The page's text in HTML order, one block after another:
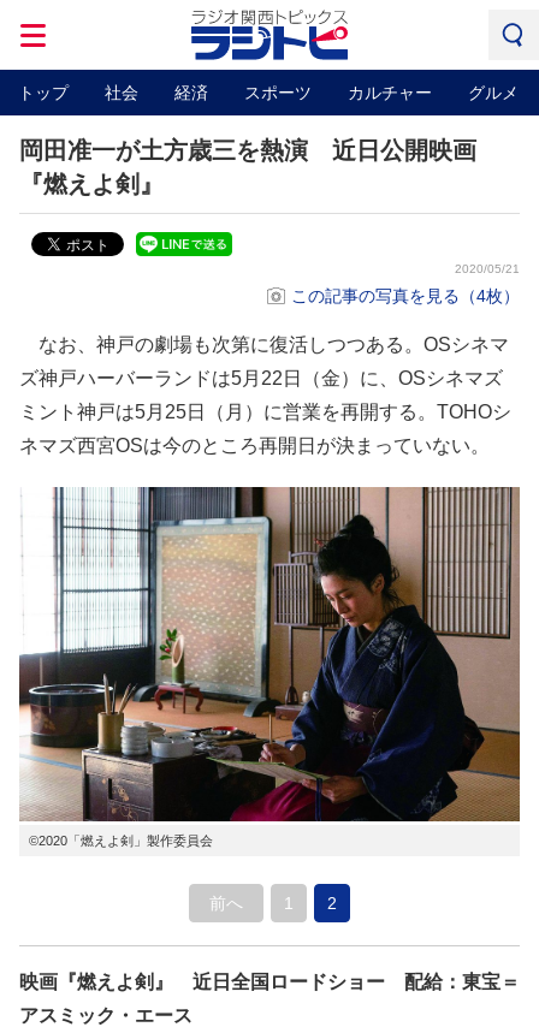
トップ 社会 経済 スポーツ カルチャー グルメ
岡田准一が土方歳三を熱演 近日公開映画
『燃えよ剣』
2020/05/21
この記事の写真を見る（4枚）
なお、神戸の劇場も次第に復活しつつある。OSシネマ
ズ神戸ハーバーランドは5月22日（金）に、OSシネマズ
ミント神戸は5月25日（月）に営業を再開する。TOHOシ
ネマズ西宮OSは今のところ再開日が決まっていない。
©2020「燃えよ剣」製作委員会
前へ 1 2
映画『燃えよ剣』 近日全国ロードショー 配給：東宝＝
アスミック・エース